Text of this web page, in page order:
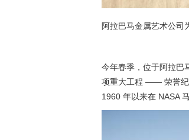
阿拉巴马金属艺术公司
今年春季，位于阿拉巴
项重大工程 —— 荣誉纪
1960 年以来在 NASA